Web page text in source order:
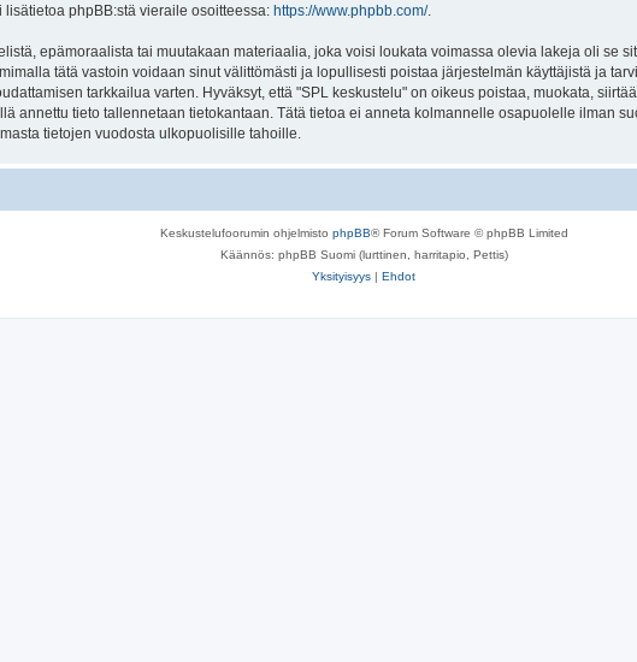
phpBB:stä vieraile osoitteessa: https://www.phpbb.com/.
epämoraalista tai muutakaan materiaalia, joka voisi loukata voimassa olevia lakeja oli se
tätä vastoin voidaan sinut välittömästi ja lopullisesti poistaa järjestelmän käyttäjistä ja
tarkkailua varten. Hyväksyt, että "SPL keskustelu" on oikeus poistaa, muokata,
annettu tieto tallennetaan tietokantaan. Tätä tietoa ei anneta kolmannelle osapuolelle ilman
tietojen vuodosta ulkopuolisille tahoille.
Keskustelufoorumin ohjelmisto phpBB® Forum Software © phpBB Limited
Käännös: phpBB Suomi (lurttinen, harritapio, Pettis)
Yksityisyys | Ehdot